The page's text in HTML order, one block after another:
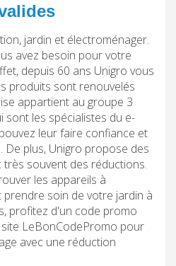
jardin et électroménager.
avez besoin pour votre
depuis 60 ans Unigro vous
produits sont renouvelés
appartient au groupe 3
sont les spécialistes du e-
leur faire confiance et
De plus, Unigro propose des
souvent des réductions.
les appareils à
soin de votre jardin à
profitez d'un code promo
LeBonCodePromo pour
avec une réduction